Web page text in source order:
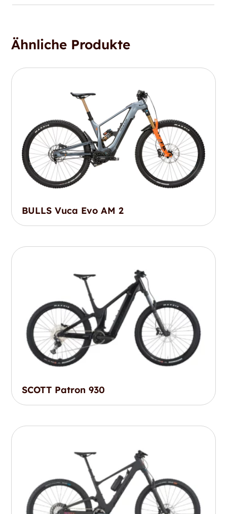
Ähnliche Produkte
BULLS Vuca Evo AM 2
SCOTT Patron 930